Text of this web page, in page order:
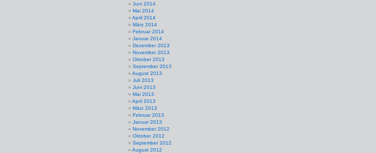
Juni 2014
Mai 2014
April 2014
März 2014
Februar 2014
Januar 2014
Dezember 2013
November 2013
Oktober 2013
September 2013
August 2013
Juli 2013
Juni 2013
Mai 2013
April 2013
März 2013
Februar 2013
Januar 2013
November 2012
Oktober 2012
September 2012
August 2012